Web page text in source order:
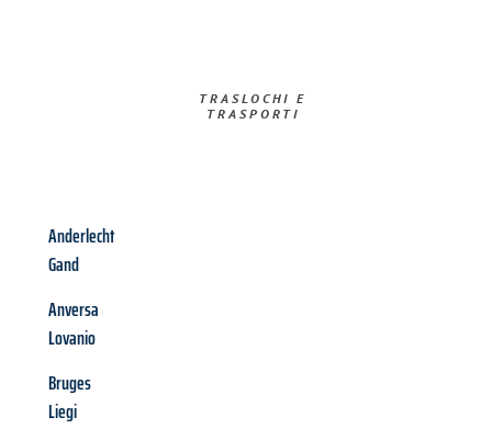
TRASLOCHI E
TRASPORTI​
Anderlecht
Gand
Anversa
Lovanio
Bruges
Liegi